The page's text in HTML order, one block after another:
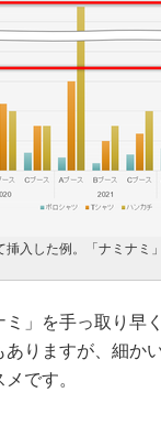
挿入した例。「ナミナミ
」を手っ取り早
りますが、細か
です。